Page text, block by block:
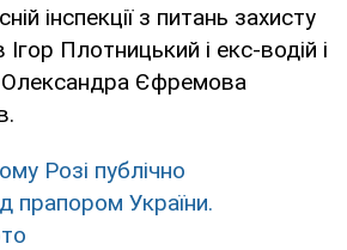
інспекції з питань захисту
Плотницький і екс-водій і
Олександра Єфремова
Розі публічно
прапором України.